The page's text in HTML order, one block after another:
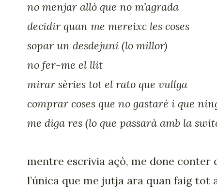
no menjar allò que no m’agrada
decidir quan me mereixc les coses
sopar un desdejuni (lo millor)
no fer-me el llit
mirar sèries tot el rato que vullga
comprar coses que no gastaré i que
me diga res (lo que passarà amb la
mentre escrivia açò, me done conter
l’única que me jutja ara quan faig tot